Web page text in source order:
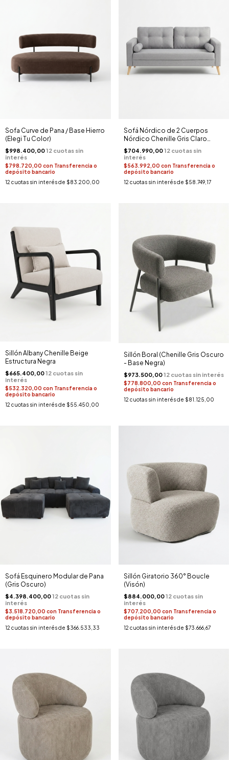
Sofa Curve de Pana / Base Hierro
(Elegi Tu Color)
$998.400,00
$798.720,00 con Transferencia o
depósito bancario
12 cuotas sin interés de $83.200,00
Sofá Nórdico de 2 Cuerpos
Nórdico Chenille Gris Claro
(Base Madera)
$704.990,00
$563.992,00 con Transferencia o
depósito bancario
12 cuotas sin interés de $58.749,17
Sillón Albany Chenille Beige
Estructura Negra
$665.400,00
$532.320,00 con Transferencia o
depósito bancario
12 cuotas sin interés de $55.450,00
Sillón Boral (Chenille Gris Oscuro
- Base Negra)
$973.500,00
$778.800,00 con Transferencia o
depósito bancario
12 cuotas sin interés de $81.125,00
Sofá Esquinero Modular de Pana
(Gris Oscuro)
$4.398.400,00
$3.518.720,00 con Transferencia o
depósito bancario
12 cuotas sin interés de $366.533,33
Sillón Giratorio 360° Boucle
(Visón)
$884.000,00
$707.200,00 con Transferencia o
depósito bancario
12 cuotas sin interés de $73.666,67